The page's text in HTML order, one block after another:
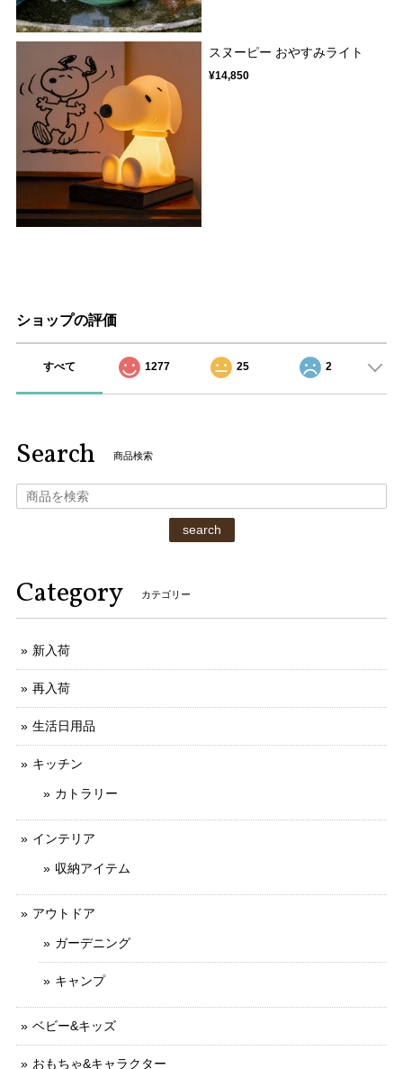
スヌーピー おやすみライト
¥14,850
ショップの評価
すべて 1277 25 2
Search 商品検索
search
Category カテゴリー
新入荷
再入荷
生活日用品
キッチン
カトラリー
インテリア
収納アイテム
アウトドア
ガーデニング
キャンプ
ベビー&キッズ
おもちゃ&キャラクター